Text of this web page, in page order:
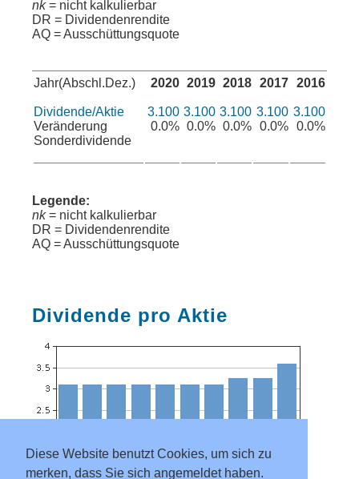
Diese Website benutzt Cookies, um sich zu
merken, dass Sie sich angemeldet haben.
nk= nicht kalkulierbar
DR = Dividendenrendite
AQ = Ausschüttungsquote
Jahr(Abschl.Dez.)
Dividende/Aktie
Veränderung
Sonderdividende
2020
3.100
0.0%
2019
3.100
0.0%
2018
3.100
0.0%
2017
3.100
0.0%
2016
3.100
0.0%
Legende:
nk= nicht kalkulierbar
DR = Dividendenrendite
AQ = Ausschüttungsquote
Dividende pro Aktie